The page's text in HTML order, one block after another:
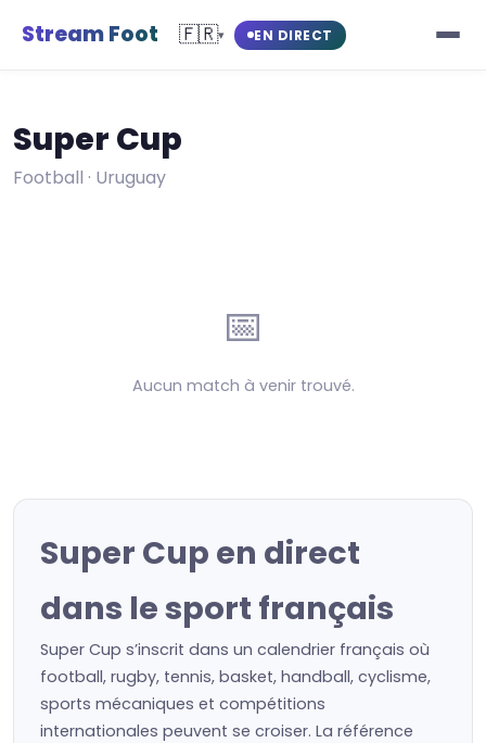
Stream Foot 🇫🇷▾ EN DIRECT
Super Cup
Football · Uruguay
📅
Aucun match à venir trouvé.
Super Cup en direct
dans le sport français
Super Cup s’inscrit dans un calendrier français où
football, rugby, tennis, basket, handball, cyclisme,
sports mécaniques et compétitions
internationales peuvent se croiser. La référence